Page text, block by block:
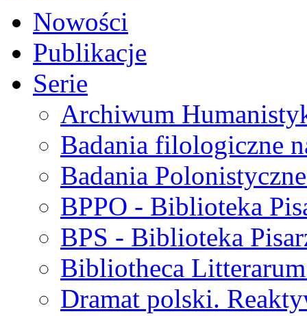
Nowości
Publikacje
Serie
Archiwum
Badania filologiczne
Badania
BPPO - Biblioteka
BPS - Biblioteka
Bibliotheca
Dramat polski.